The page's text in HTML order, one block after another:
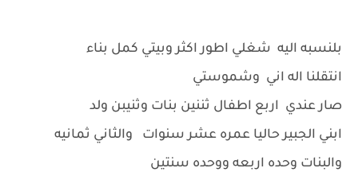
بلنسبه اليه شغلي اطور اكثر وبيتي كمل بناء
انتقلنا اله اني وشموستي
صار عندي اربع اطفال ثننين بنات وثنيبن ولد
ابني الجبير حاليا عمره عشر سنوات والثاني ثمانيه
والبنات وحده اربعه ووحده سنتين